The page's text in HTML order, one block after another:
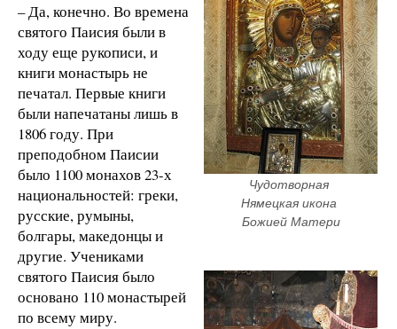
Чудотворная
Нямецкая икона
Божией Матери
– Да, конечно. Во времена
святого Паисия были в
ходу еще рукописи, и
книги монастырь не
печатал. Первые книги
были напечатаны лишь в
1806 году. При
преподобном Паисии
было 1100 монахов 23-х
национальностей: греки,
русские, румыны,
болгары, македонцы и
другие. Учениками
святого Паисия было
основано 110 монастырей
по всему миру.